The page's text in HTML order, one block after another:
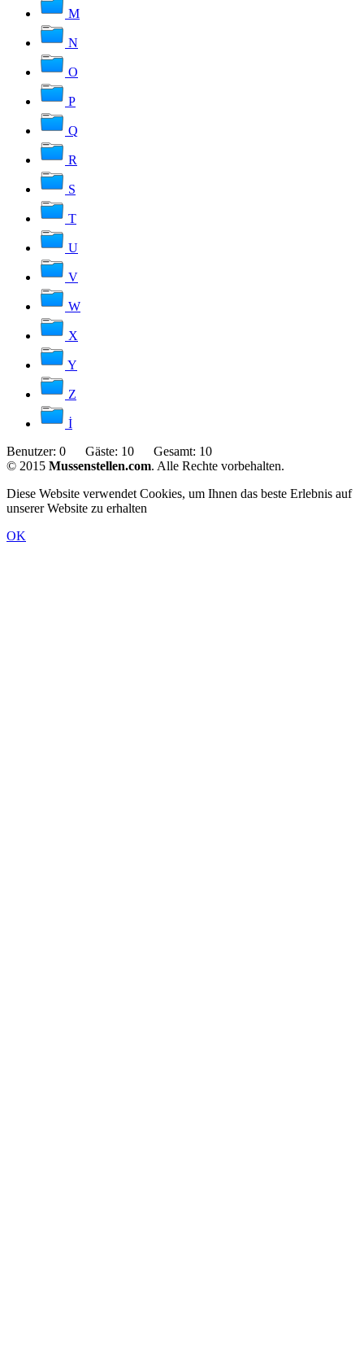
M
N
O
P
Q
R
S
T
U
V
W
X
Y
Z
İ
Benutzer: 0 Gäste: 10 Gesamt: 10
© 2015 Mussenstellen.com. Alle Rechte vorbehalten.
Diese Website verwendet Cookies, um Ihnen das beste Erlebnis auf
unserer Website zu erhalten
OK